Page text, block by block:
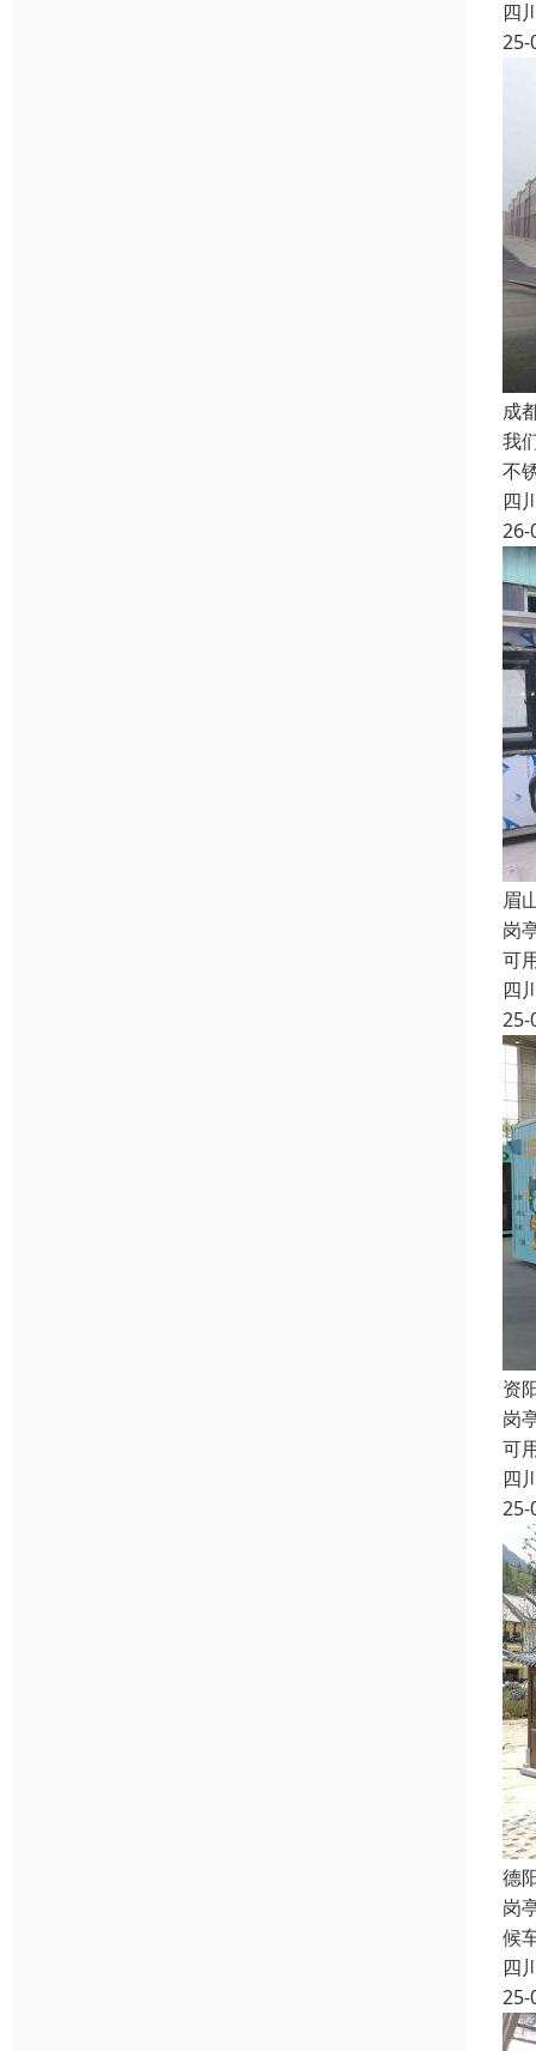
四
25-
成
我
不
四
26-
眉
岗
可
四
25-
资
岗
可
四
25-
德
岗
候
四
25-